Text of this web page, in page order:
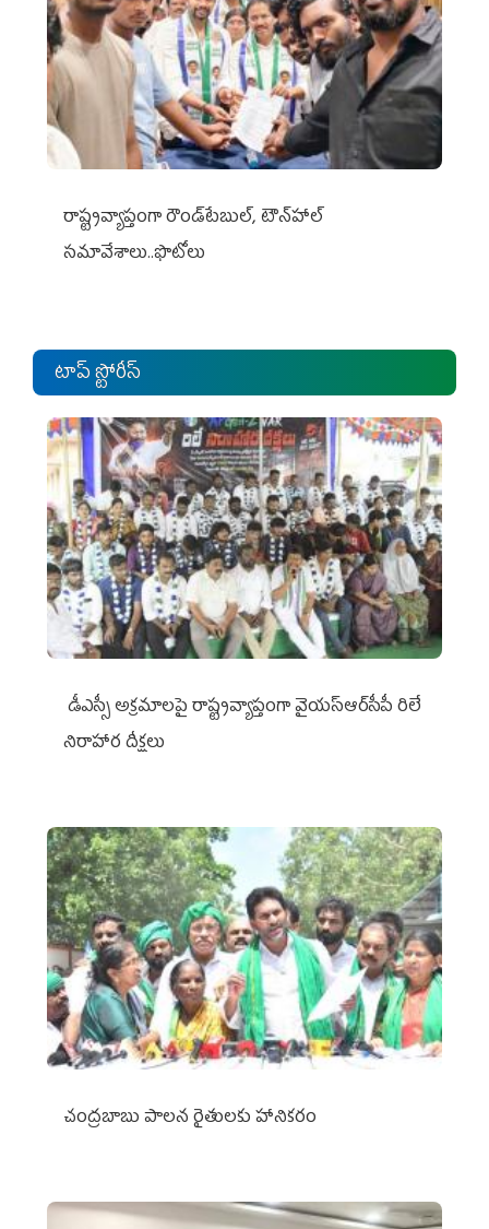
రాష్ట్రవ్యాప్తంగా రౌండ్‌టేబుల్‌, టౌన్‌హాల్‌
సమావేశాలు..ఫొటోలు
టాప్ స్టోరీస్
డీఎస్సీ అక్రమాలపై రాష్ట్రవ్యాప్తంగా వైయ‌స్ఆర్‌సీపీ రిలే
నిరాహార దీక్షలు
చంద్రబాబు పాలన రైతులకు హానికరం